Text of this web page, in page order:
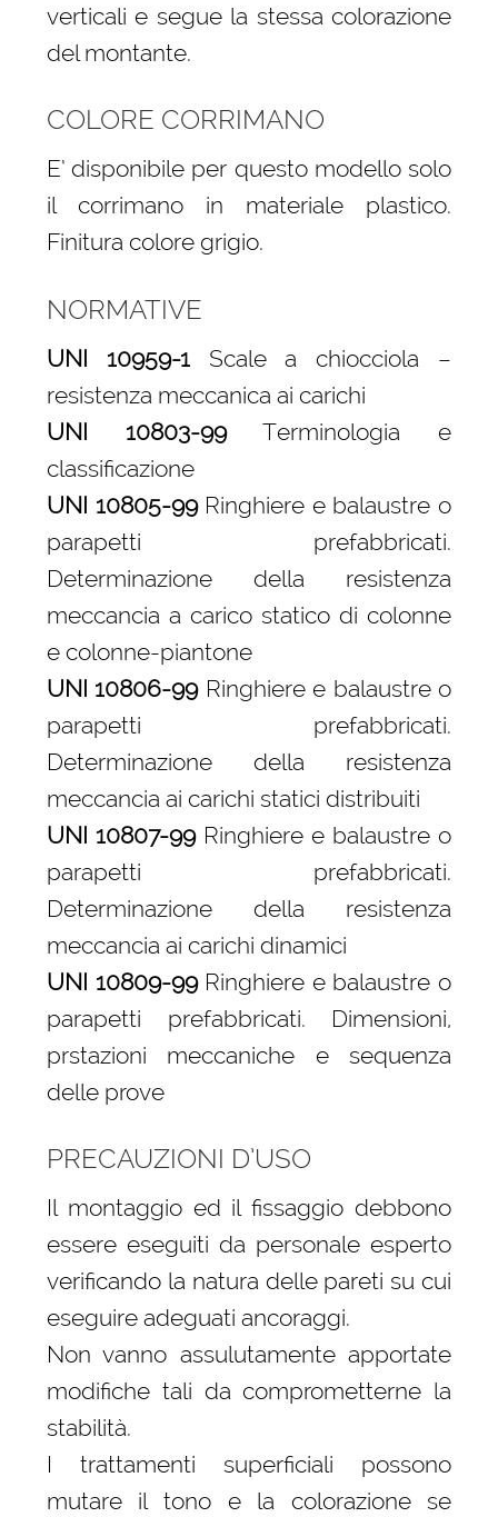
verticali e segue la stessa colorazione
del montante.
COLORE CORRIMANO
E’ disponibile per questo modello solo
il corrimano in materiale plastico.
Finitura colore grigio.
NORMATIVE
UNI 10959-1Scale a chiocciola –
resistenza meccanica ai carichi
UNI 10803-99Terminologia e
classificazione
UNI 10805-99Ringhiere e balaustre o
parapetti prefabbricati.
Determinazione della resistenza
meccancia a carico statico di colonne
e colonne-piantone
UNI 10806-99Ringhiere e balaustre o
parapetti prefabbricati.
Determinazione della resistenza
meccancia ai carichi statici distribuiti
UNI 10807-99Ringhiere e balaustre o
parapetti prefabbricati.
Determinazione della resistenza
meccancia ai carichi dinamici
UNI 10809-99Ringhiere e balaustre o
parapetti prefabbricati. Dimensioni,
prstazioni meccaniche e sequenza
delle prove
PRECAUZIONI D’USO
Il montaggio ed il fissaggio debbono
essere eseguiti da personale esperto
verificando la natura delle pareti su cui
eseguire adeguati ancoraggi.
Non vanno assulutamente apportate
modifiche tali da comprometterne la
stabilità.
I trattamenti superficiali possono
mutare il tono e la colorazione se